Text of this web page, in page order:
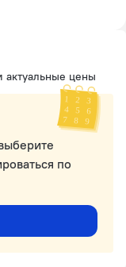
цены
по